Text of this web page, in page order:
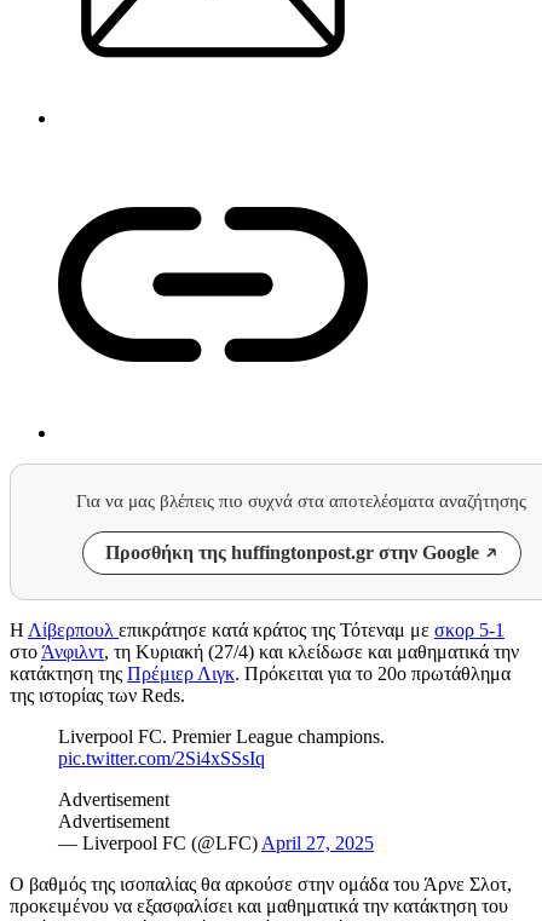
Για να μας βλέπεις πιο συχνά στα αποτελέσματα αναζήτησης
Προσθήκη της huffingtonpost.gr στην Google
Η Λίβερπουλ επικράτησε κατά κράτος της Τότεναμ με σκορ 5-1
στο Άνφιλντ, τη Κυριακή (27/4) και κλείδωσε και μαθηματικά την
κατάκτηση της Πρέμιερ Λιγκ. Πρόκειται για το 20ο πρωτάθλημα
της ιστορίας των Reds.
Liverpool FC. Premier League champions.
pic.twitter.com/2Si4xSSsIq
Advertisement
Advertisement
— Liverpool FC (@LFC) April 27, 2025
Ο βαθμός της ισοπαλίας θα αρκούσε στην ομάδα του Άρνε Σλοτ,
προκειμένου να εξασφαλίσει και μαθηματικά την κατάκτηση του